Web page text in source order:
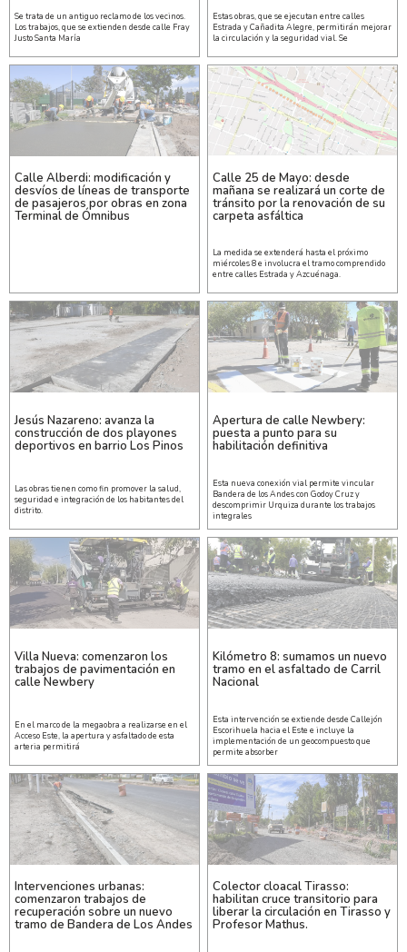
Se trata de un antiguo reclamo de los vecinos.
Los trabajos, que se extienden desde calle Fray
Justo Santa María
Estas obras, que se ejecutan entre calles
Estrada y Cañadita Alegre, permitirán mejorar
la circulación y la seguridad vial. Se
Calle Alberdi: modificación y
desvíos de líneas de transporte
de pasajeros por obras en zona
Terminal de Ómnibus
Calle 25 de Mayo: desde
mañana se realizará un corte de
tránsito por la renovación de su
carpeta asfáltica
La medida se extenderá hasta el próximo
miércoles 8 e involucra el tramo comprendido
entre calles Estrada y Azcuénaga.
Jesús Nazareno: avanza la
construcción de dos playones
deportivos en barrio Los Pinos
Las obras tienen como fin promover la salud,
seguridad e integración de los habitantes del
distrito.
Apertura de calle Newbery:
puesta a punto para su
habilitación definitiva
Esta nueva conexión vial permite vincular
Bandera de los Andes con Godoy Cruz y
descomprimir Urquiza durante los trabajos
integrales
Villa Nueva: comenzaron los
trabajos de pavimentación en
calle Newbery
En el marco de la megaobra a realizarse en el
Acceso Este, la apertura y asfaltado de esta
arteria permitirá
Kilómetro 8: sumamos un nuevo
tramo en el asfaltado de Carril
Nacional
Esta intervención se extiende desde Callejón
Escorihuela hacia el Este e incluye la
implementación de un geocompuesto que
permite absorber
Intervenciones urbanas:
comenzaron trabajos de
recuperación sobre un nuevo
tramo de Bandera de Los Andes
Colector cloacal Tirasso:
habilitan cruce transitorio para
liberar la circulación en Tirasso y
Profesor Mathus.